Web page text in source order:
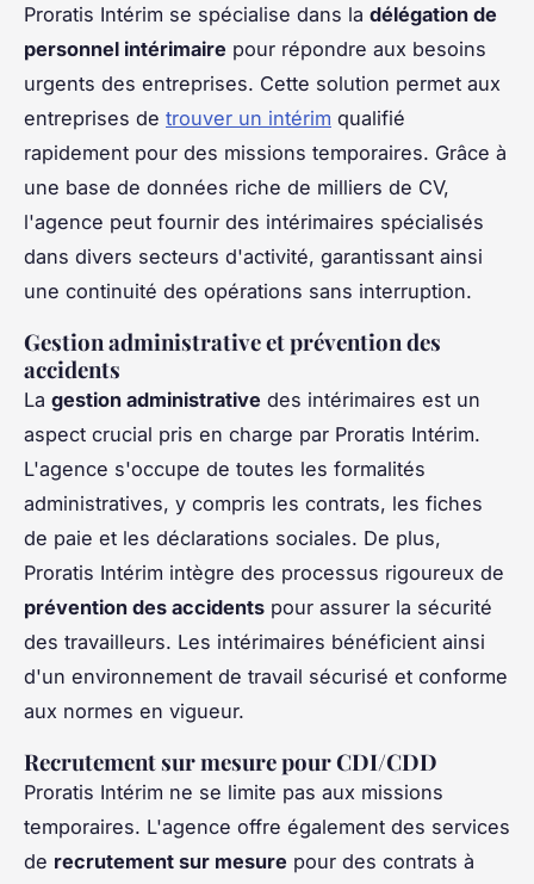
Proratis Intérim se spécialise dans la délégation de
personnel intérimaire pour répondre aux besoins
urgents des entreprises. Cette solution permet aux
entreprises de trouver un intérim qualifié
rapidement pour des missions temporaires. Grâce à
une base de données riche de milliers de CV,
l'agence peut fournir des intérimaires spécialisés
dans divers secteurs d'activité, garantissant ainsi
une continuité des opérations sans interruption.
Gestion administrative et prévention des
accidents
La gestion administrative des intérimaires est un
aspect crucial pris en charge par Proratis Intérim.
L'agence s'occupe de toutes les formalités
administratives, y compris les contrats, les fiches
de paie et les déclarations sociales. De plus,
Proratis Intérim intègre des processus rigoureux de
prévention des accidents pour assurer la sécurité
des travailleurs. Les intérimaires bénéficient ainsi
d'un environnement de travail sécurisé et conforme
aux normes en vigueur.
Recrutement sur mesure pour CDI/CDD
Proratis Intérim ne se limite pas aux missions
temporaires. L'agence offre également des services
de recrutement sur mesure pour des contrats à